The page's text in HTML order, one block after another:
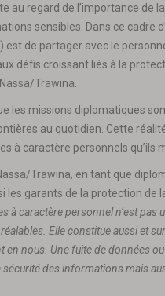
au regard de l’importance de
sensibles. Dans ce cadre
est de partager avec le
défis croissant liés à la
Trawina.
les missions diplomatiques
au quotidien. Cette
à caractère personnels qu’ils
Trawina, en tant que
les garants de la protection de
à caractère personnel n’est
Elle constitue aussi et
en nous. Une fuite de données
des informations mais